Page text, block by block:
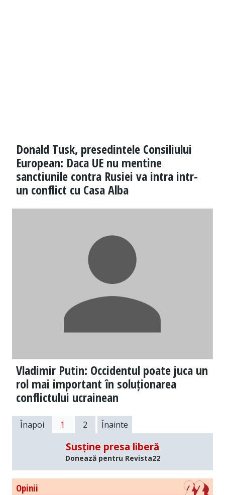
Donald Tusk, presedintele Consiliului
European: Daca UE nu mentine
sanctiunile contra Rusiei va intra intr-
un conflict cu Casa Alba
Vladimir Putin: Occidentul poate juca un
rol mai important în soluționarea
conflictului ucrainean
Înapoi 1 2 Înainte
Susține presa liberă
Donează pentru Revista22
Opinii